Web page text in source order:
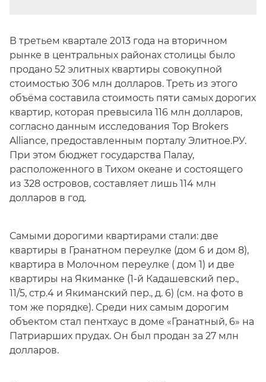
В третьем квартале 2013 года на вторичном
рынке в центральных районах столицы было
продано 52 элитных квартиры совокупной
стоимостью 306 млн долларов. Треть из этого
объёма составила стоимость пяти самых дорогих
квартир, которая превысила 116 млн долларов,
согласно данным исследования Top Brokers
Alliance, предоставленным порталу Элитное.РУ.
При этом бюджет государства Палау,
расположенного в Тихом океане и состоящего
из 328 островов, составляет лишь 114 млн
долларов в год.
Самыми дорогими квартирами стали: две
квартиры в Гранатном переулке (дом 6 и дом 8),
квартира в Молочном переулке ( дом 1) и две
квартиры на Якиманке (1-й Кадашевский пер.,
11/5, стр.4 и Якиманский пер., д. 6) (см. на фото в
том же порядке). Среди них самым дорогим
объектом стал пентхаус в доме «Гранатный, 6» на
Патриарших прудах. Он был продан за 27 млн
долларов.